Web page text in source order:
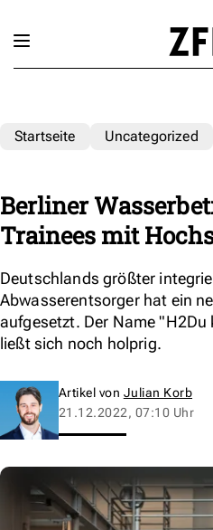
Startseite Uncategorized
Berliner
Trainees mit
Deutschlands größter
Abwasserentsorger hat ein
aufgesetzt. Der Name
ließt sich noch holprig.
Artikel von Julian Korb
21.12.2022, 07:10 Uhr